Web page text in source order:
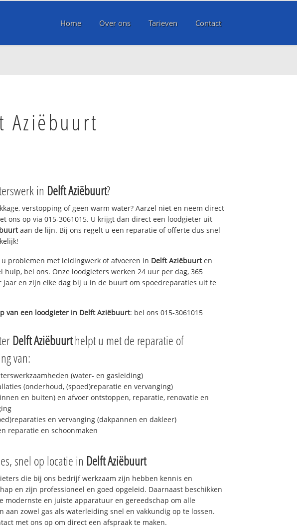
Home Over ons Tarieven Contact
Aziëbuurt
in Delft Aziëbuurt?
verstopping of geen warm water? Aarzel niet en neem direct
ons op via 015-3061015. U krijgt dan direct een loodgieter uit
aan de lijn. Bij ons regelt u een reparatie of offerte dus snel
u problemen met leidingwerk of afvoeren in Delft Aziëbuurten
hulp, bel ons. Onze loodgieters werken 24 uur per dag, 365
jaar en zijn elke dag bij u in de buurt om spoedreparaties uit te
van een loodgieter in Delft Aziëbuurt: bel ons 015-3061015
Delft Aziëbuurthelpt u met de reparatie of
van:
(water- en gasleiding)
(onderhoud, (spoed)reparatie en vervanging)
en buiten) en afvoer ontstoppen, reparatie, renovatie en
en vervanging (dakpannen en dakleer)
reparatie en schoonmaken
snel op locatie in Delft Aziëbuurt
die bij ons bedrijf werkzaam zijn hebben kennis en
en zijn professioneel en goed opgeleid. Daarnaast beschikken
modernste en juiste apparatuur en gereedschap om alle
aan zowel gas als waterleiding snel en vakkundig op te lossen.
met ons op om direct een afspraak te maken.